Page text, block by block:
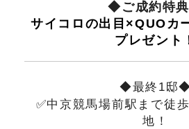
◆ご成約特
サイコロの出目×QUOカ
プレゼント
◆最終1邸
✅中京競馬場前駅まで徒
地！